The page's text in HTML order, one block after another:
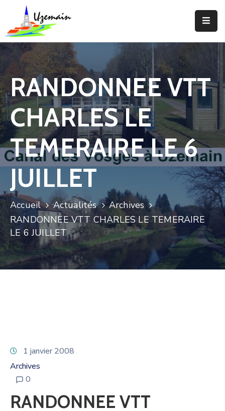
Actualités
Agenda
Votre
Commune
Votre
Mairie
Services
Vie
Locale
Enfance
RANDONNEE VTT
CHARLES LE
TEMERAIRE LE 6
JUILLET
Accueil Actualités
Archives
RANDONNEE VTT CHARLES LE TEMERAIRE
LE 6 JUILLET
1 janvier 2008
Archives
0
RANDONNEE VTT